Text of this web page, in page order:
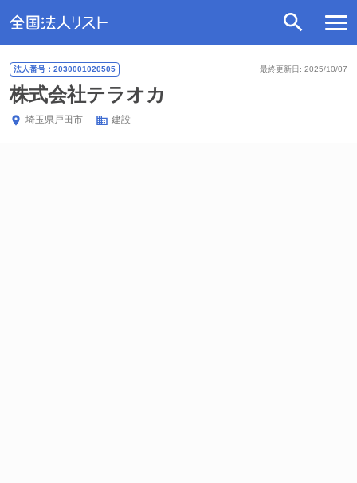
最終更新日: 2025/10/07
法人番号：2030001020505
株式会社テラオカ
埼玉県戸田市 建設